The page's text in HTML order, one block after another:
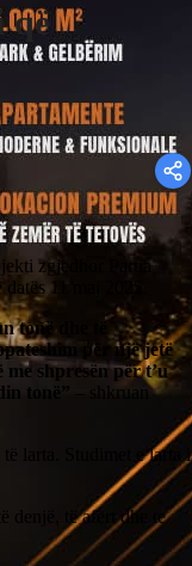
që
zgjedhor Partia
11 maj 2025.
tonë dhe të
për një jetë
shpresën për t’u
tonë”
– shkruan
larta. Studimet e larta i
denjë, të afërt dhe te